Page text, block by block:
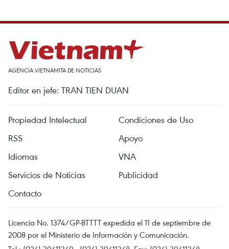
AGENCIA VIETNAMITA DE NOTICIAS
Editor en jefe: TRAN TIEN DUAN
Propiedad Intelectual
Condiciones de Uso
RSS
Apoyo
Idiomas
VNA
Servicios de Noticias
Publicidad
Contacto
Licencia No. 1374/GP-BTTTT expedida el 11 de septiembre de
2008 por el Ministerio de Información y Comunicación.